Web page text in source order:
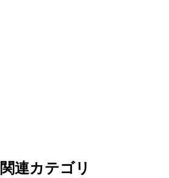
関連カテゴリ